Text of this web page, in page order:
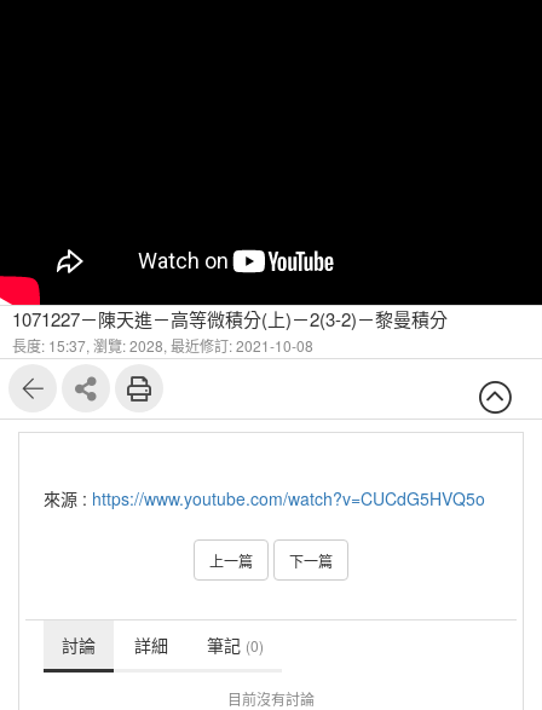
1071227－陳天進－高等微積分(上)－2(3-2)－黎曼積分
長度: 15:37, 瀏覽: 2028, 最近修訂: 2021-10-08
來源 : https://www.youtube.com/watch?v=CUCdG5HVQ5o
上一篇 下一篇
討論 詳細 筆記 (0)
目前沒有討論